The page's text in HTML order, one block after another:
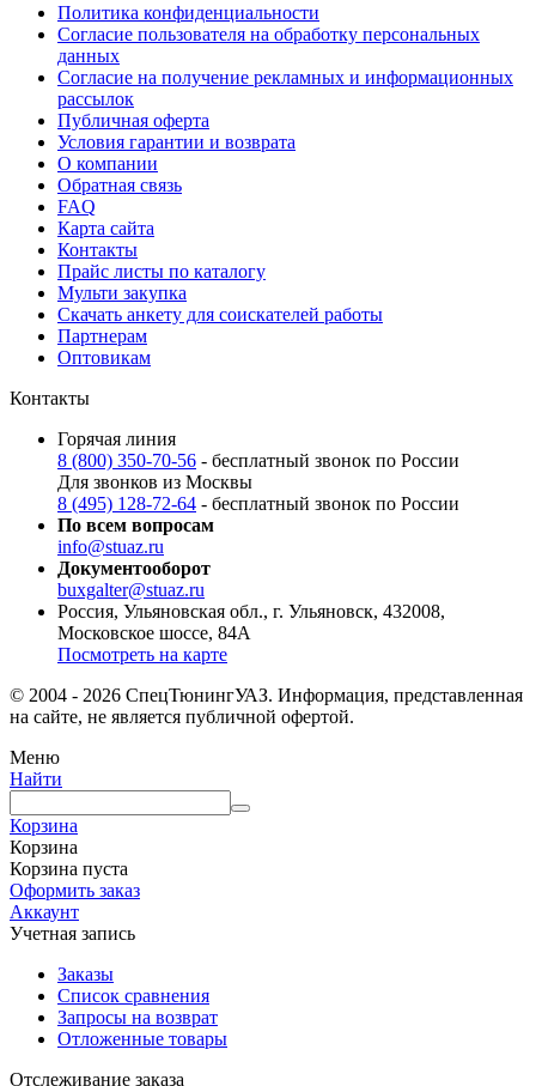
Политика конфиденциальности
Согласие пользователя на обработку персональных
данных
Согласие на получение рекламных и информационных
рассылок
Публичная оферта
Условия гарантии и возврата
О компании
Обратная связь
FAQ
Карта сайта
Контакты
Прайс листы по каталогу
Мульти закупка
Скачать анкету для соискателей работы
Партнерам
Оптовикам
Контакты
Горячая линия
8 (800) 350-70-56 - бесплатный звонок по России
Для звонков из Москвы
8 (495) 128-72-64 - бесплатный звонок по России
По всем вопросам
info@stuaz.ru
Документооборот
buxgalter@stuaz.ru
Россия, Ульяновская обл., г. Ульяновск, 432008,
Московское шоссе, 84А
Посмотреть на карте
© 2004 - 2026 СпецТюнингУАЗ. Информация, представленная
на сайте, не является публичной офертой.
Меню
Найти
Корзина
Корзина
Корзина пуста
Оформить заказ
Аккаунт
Учетная запись
Заказы
Список сравнения
Запросы на возврат
Отложенные товары
Отслеживание заказа